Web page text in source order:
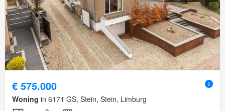
€ 575.000
Woning in 6171 GS, Stein, Stein, Limburg